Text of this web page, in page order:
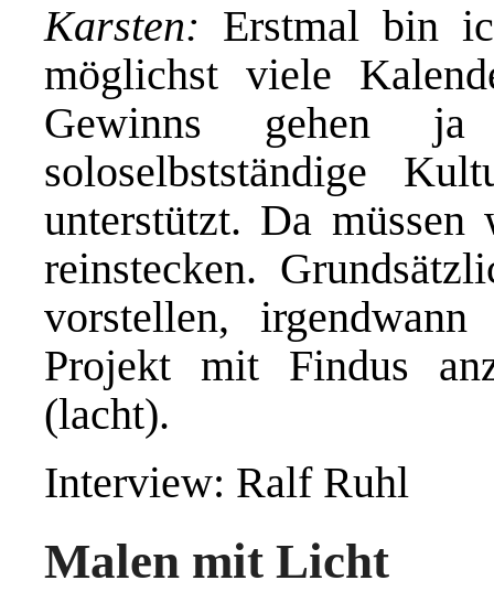
Karsten: Erstmal bin
möglichst viele
Gewinns gehen
soloselbstständige
unterstützt. Da
reinstecken.
vorstellen,
Projekt mit Findus
(lacht).
Interview: Ralf Ruhl
Malen mit Licht